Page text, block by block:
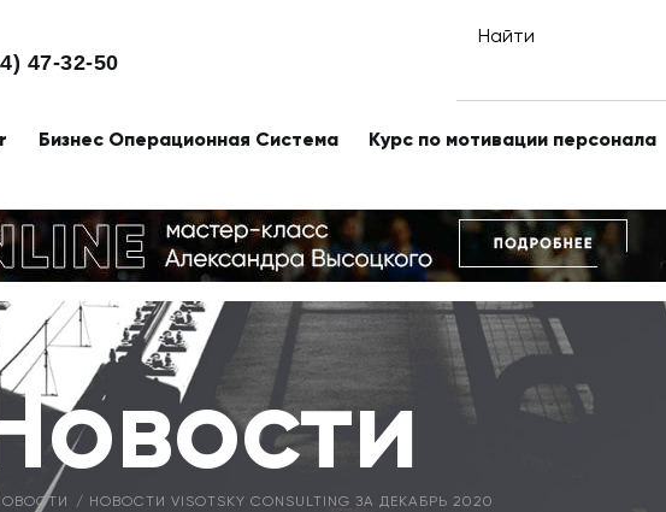
47-32-50
Найти
Бизнес Операционная Система Курс по мотивации персонала
НОВОСТИ VISOTSKY CONSULTING ЗА ДЕКАБРЬ 2020